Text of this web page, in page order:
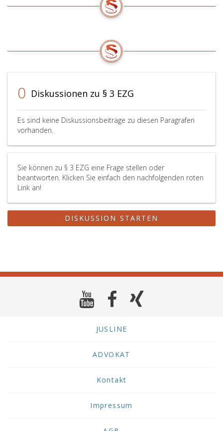
0 Diskussionen zu § 3 EZG
Es sind keine Diskussionsbeiträge zu diesen Paragrafen
vorhanden.
Sie können zu § 3 EZG eine Frage stellen oder
beantworten. Klicken Sie einfach den nachfolgenden roten
Link an!
DISKUSSION STARTEN
JUSLINE
ADVOKAT
Kontakt
Impressum